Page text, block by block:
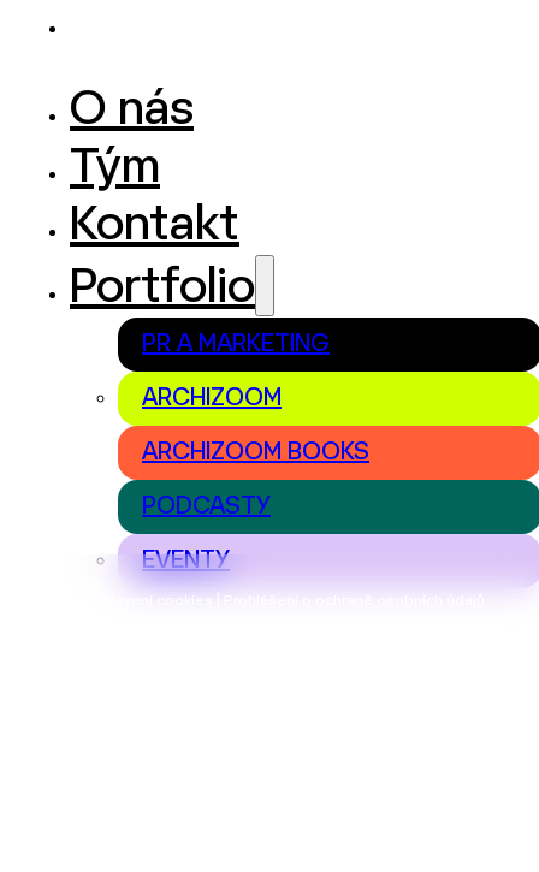
Nastavení cookies | Prohlášení o ochraně osobních údajů
O nás
Tým
Kontakt
Portfolio
PR A MARKETING
ARCHIZOOM
ARCHIZOOM BOOKS
PODCASTY
EVENTY